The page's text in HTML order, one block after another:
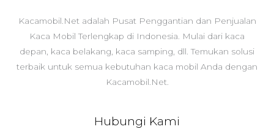
Kacamobil.Net adalah Pusat Penggantian dan Penjualan
Kaca Mobil Terlengkap di Indonesia. Mulai dari kaca
depan, kaca belakang, kaca samping, dll. Temukan solusi
terbaik untuk semua kebutuhan kaca mobil Anda dengan
Kacamobil.Net.
Hubungi Kami